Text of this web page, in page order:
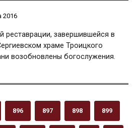
2016
реставрации, завершившейся в
храме Троицкого
возобновлены богослужения.
896 897 898 899